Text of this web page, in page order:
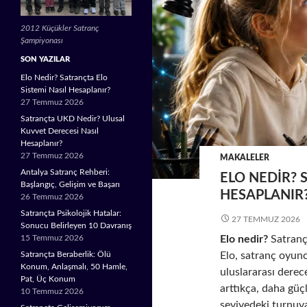
MAKALELER
ELO NEDIR?
27 TEMMUZ 2026
Elo nedir?
Elo, satranç
uluslararası
arttıkça, daha
2012 Küçükler Satranç
Şampiyonası
SON YAZILAR
Elo Nedir? Satrançta Elo
Sistemi Nasıl Hesaplanır?
27 Temmuz 2026
Satrançta UKD Nedir? Ulusal
Kuvvet Derecesi Nasıl
Hesaplanır?
27 Temmuz 2026
Antalya Satranç Rehberi:
Başlangıç, Gelişim ve Başarı
26 Temmuz 2026
Satrançta Psikolojik Hatalar:
Sonucu Belirleyen 10 Davranış
15 Temmuz 2026
Satrançta Beraberlik: Ölü
Konum, Anlaşmalı, 50 Hamle,
Pat, Üç Konum
10 Temmuz 2026